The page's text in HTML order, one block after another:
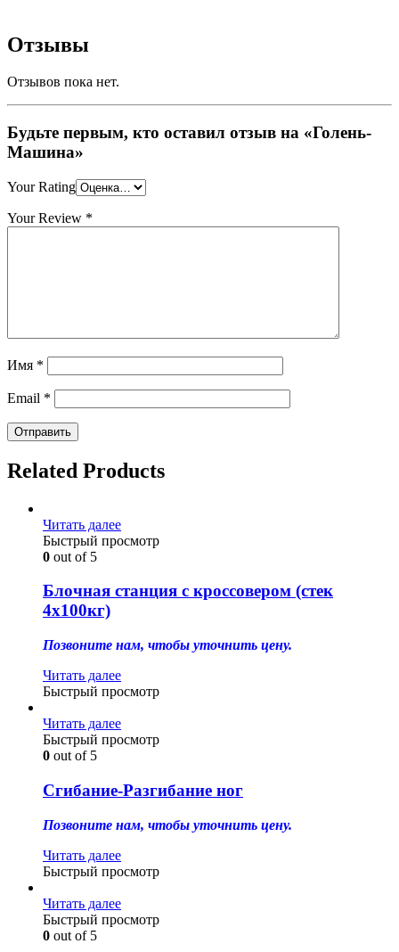
Отзывы
Отзывов пока нет.
Будьте первым, кто оставил отзыв на «Голень-
Машина»
Your Rating
Your Review *
Имя *
Email *
Related Products
Читать далее
Быстрый просмотр
0 out of 5
Блочная станция с кроссовером (стек
4х100кг)
Позвоните нам, чтобы уточнить цену.
Читать далее
Быстрый просмотр
Читать далее
Быстрый просмотр
0 out of 5
Сгибание-Разгибание ног
Позвоните нам, чтобы уточнить цену.
Читать далее
Быстрый просмотр
Читать далее
Быстрый просмотр
0 out of 5